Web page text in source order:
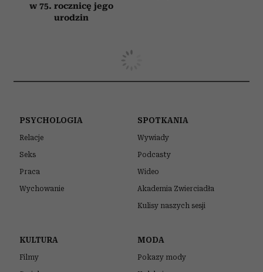
w 75. rocznicę jego
urodzin
PSYCHOLOGIA
Relacje
Seks
Praca
Wychowanie
SPOTKANIA
Wywiady
Podcasty
Wideo
Akademia Zwierciadła
Kulisy naszych sesji
KULTURA
Filmy
MODA
Pokazy mody